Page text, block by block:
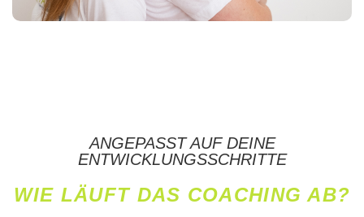
ANGEPASST AUF DEINE
ENTWICKLUNGSSCHRITTE
WIE LÄUFT DAS COACHING AB?